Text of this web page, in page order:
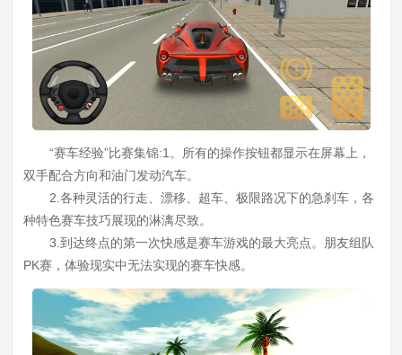
“赛车经验”比赛集锦:1。所有的操作按钮都显示在屏幕上，
双手配合方向和油门发动汽车。
2.各种灵活的行走、漂移、超车、极限路况下的急刹车，各
种特色赛车技巧展现的淋漓尽致。
3.到达终点的第一次快感是赛车游戏的最大亮点。朋友组队
PK赛，体验现实中无法实现的赛车快感。